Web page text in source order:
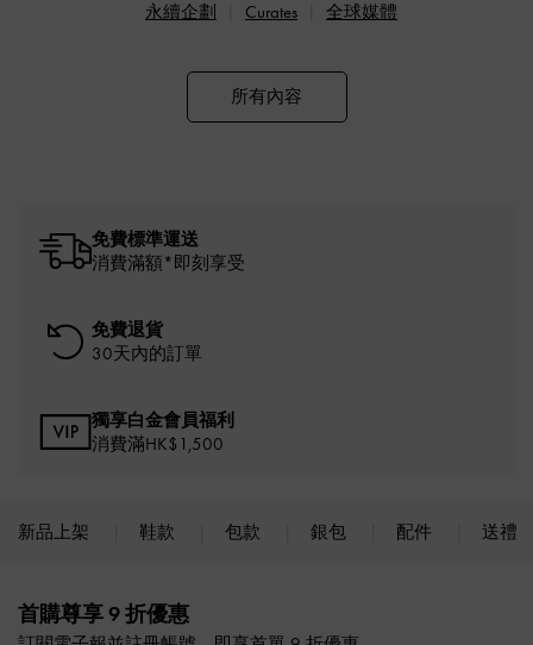
永續企劃
Curates 全球媒體
所有內容
免費標準運送
消費滿額*即刻享受
免費退貨
30天內的訂單
獨享白金會員福利
消費滿HK$1,500
新品上架 鞋款 包款 銀包 配件 送禮
首購尊享 9 折優惠